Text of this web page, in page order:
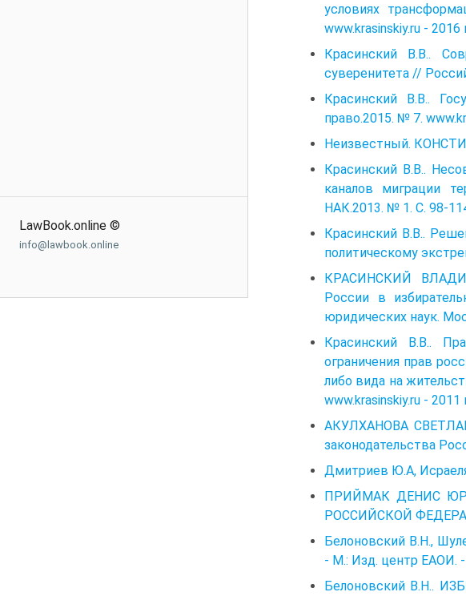
LawBook.online ©
info@lawbook.online
условиях
www.krasinskiy.ru - 2016
Красинский В.В..
суверенитета //
Красинский В.В..
право.2015. № 7.
Неизвестный.
Красинский В.В..
каналов миграции
НАК.2013. № 1. С. 98-
Красинский В.В..
политическому
КРАСИНСКИЙ
России в
юридических наук.
Красинский В.В..
ограничения прав
либо вида на
www.krasinskiy.ru - 2011
АКУЛХАНОВА
законодательства
Дмитриев Ю.А,
ПРИЙМАК ДЕНИС
РОССИЙСКОЙ
Белоновский В.Н.,
- М.: Изд. центр ЕАОИ. -
Белоновский В.Н..